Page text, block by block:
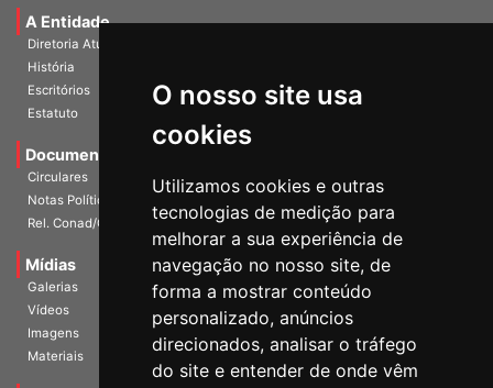
O nosso site usa
cookies
Utilizamos cookies e outras
tecnologias de medição para
melhorar a sua experiência de
navegação no nosso site, de
forma a mostrar conteúdo
personalizado, anúncios
direcionados, analisar o tráfego
do site e entender de onde vêm
A Entidade
Diretoria Atual
História
Escritórios
Estatuto
Documentos
Circulares
Notas Políticas
Rel. Conad/Congresso
Mídias
Galerias
Vídeos
Imagens
Materiais